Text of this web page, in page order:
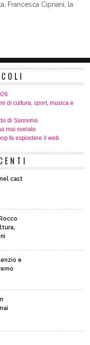
Francesca Cipriani, la
di cultura, sport, musica e
di Sanremo
mai svelato
fa esplodere il web
cast
e